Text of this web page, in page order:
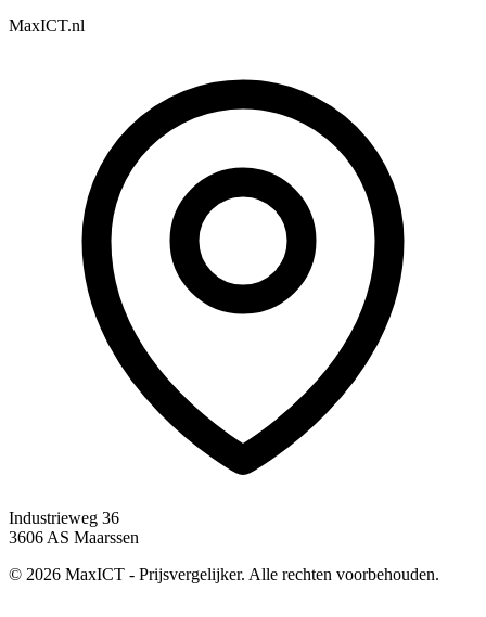
MaxICT.nl
Industrieweg 36
3606 AS Maarssen
© 2026 MaxICT - Prijsvergelijker. Alle rechten voorbehouden.